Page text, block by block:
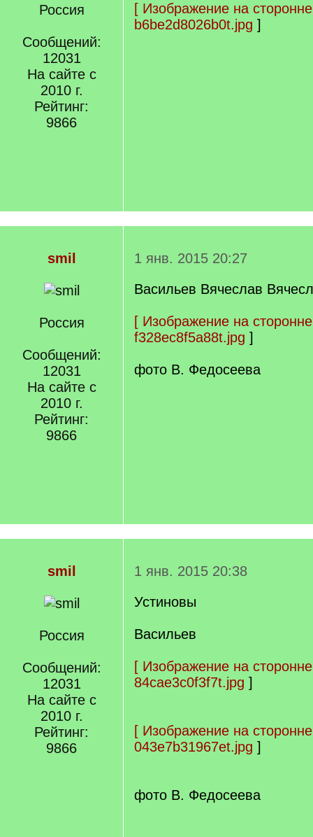
Россия
Сообщений:
12031
На сайте с
2010 г.
Рейтинг:
9866
[ Изображение на
b6be2d8026b0t.jpg ]
smil
Россия
Сообщений:
12031
На сайте с
2010 г.
Рейтинг:
9866
1 янв. 2015 20:27
Васильев Вячеслав
[ Изображение на
f328ec8f5a88t.jpg ]
фото В. Федосеева
smil
Россия
Сообщений:
12031
На сайте с
2010 г.
Рейтинг:
9866
1 янв. 2015 20:38
Устиновы
Васильев
[ Изображение на
84cae3c0f3f7t.jpg ]
[ Изображение на
043e7b31967et.jpg ]
фото В. Федосеева